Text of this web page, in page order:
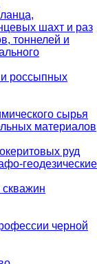
шахт и раз
тоннелей и
россыпных
сырья
материалов
руд
геодезические
черной